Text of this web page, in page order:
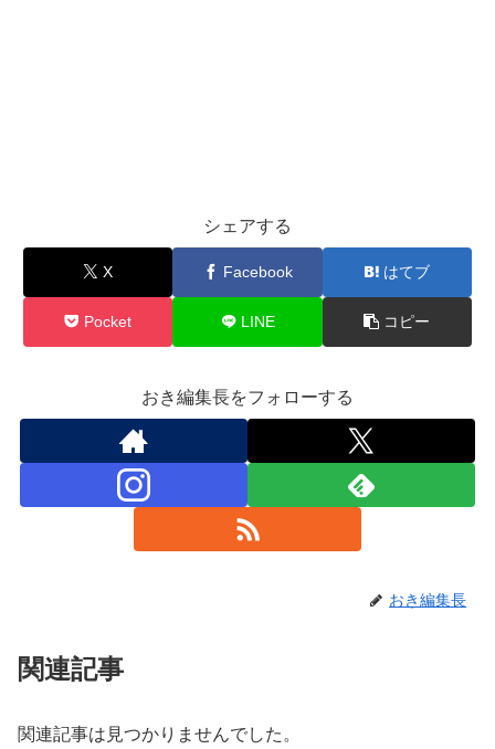
シェアする
X Facebook はてブ
Pocket LINE コピー
おき編集長をフォローする
おき編集長
関連記事
関連記事は見つかりませんでした。